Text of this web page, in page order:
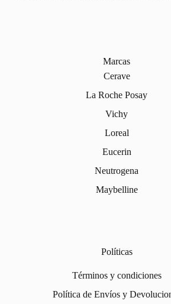
Marcas
Cerave
La Roche Posay
Vichy
Loreal
Eucerin
Neutrogena
Maybelline
Políticas
Términos y condiciones
Política de Envíos y